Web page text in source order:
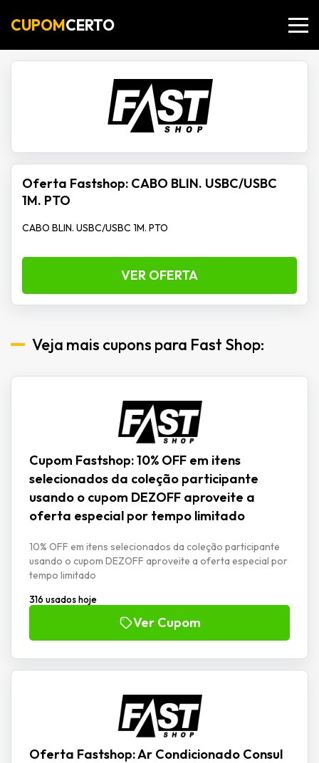
CUPOMCERTO
Oferta Fastshop: CABO BLIN. USBC/USBC
1M. PTO
CABO BLIN. USBC/USBC 1M. PTO
VER OFERTA
Veja mais cupons para Fast Shop:
Cupom Fastshop: 10% OFF em itens
selecionados da coleção participante
usando o cupom DEZOFF aproveite a
oferta especial por tempo limitado
10% OFF em itens selecionados da coleção participante
usando o cupom DEZOFF aproveite a oferta especial por
tempo limitado
316 usados hoje
Ver Cupom
Oferta Fastshop: Ar Condicionado Consul